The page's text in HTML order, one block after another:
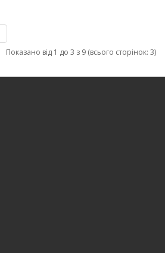
Показано від 1 до 3 з 9 (всього сторінок: 3)